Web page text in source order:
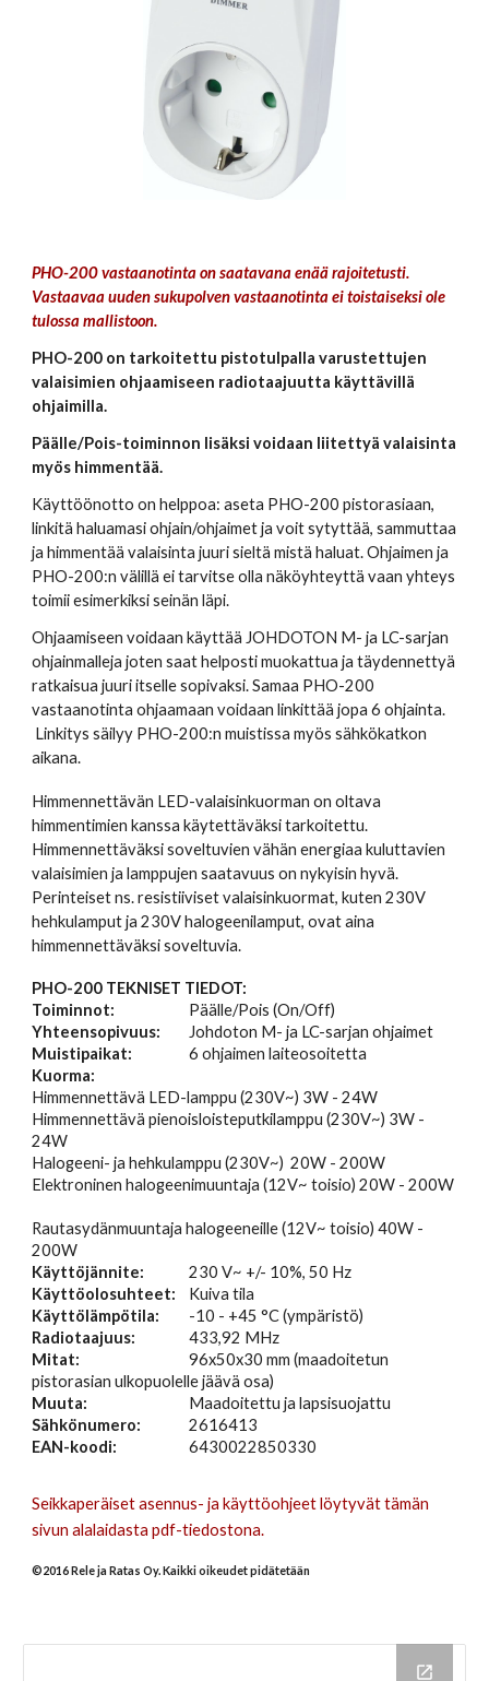
PHO-200 vastaanotinta on saatavana enää rajoitetusti.
Vastaavaa uuden sukupolven vastaanotinta ei toistaiseksi ole
tulossa mallistoon.
PHO-200 on tarkoitettu pistotulpalla varustettujen
valaisimien ohjaamiseen radiotaajuutta käyttävillä
ohjaimilla.
Päälle/Pois-toiminnon lisäksi voidaan liitettyä valaisinta
myös himmentää.
Käyttöönotto on helppoa: aseta PHO-200 pistorasiaan,
linkitä haluamasi ohjain/ohjaimet ja voit sytyttää, sammuttaa
ja himmentää valaisinta juuri sieltä mistä haluat. Ohjaimen ja
PHO-200:n välillä ei tarvitse olla näköyhteyttä vaan yhteys
toimii esimerkiksi seinän läpi.
Ohjaamiseen voidaan käyttää JOHDOTON M- ja LC-sarjan
ohjainmallejajotensaathelposti muokattua ja täydennettyä
ratkaisua juuri itselle sopivaksi.Samaa PHO-200
vastaanotinta ohjaamaan voidaan linkittää jopa 6 ohjainta.
Linkitys säilyy PHO-200:n muistissa myös sähkökatkon
aikana.
Himmennettävän LED-valaisinkuorman on oltava
himmentimien kanssa käytettäväksi tarkoitettu.
Himmennettäväksi soveltuvien vähän energiaa kuluttavien
valaisimien ja lamppujen saatavuus on nykyisin hyvä.
Perinteiset ns. resistiiviset valaisinkuormat, kuten 230V
hehkulamput ja 230V halogeenilamput, ovat aina
himmennettäväksi soveltuvia.
PHO-200 TEKNISET TIEDOT:
Toiminnot:
Päälle/Pois (On/Off)
Yhteensopivuus:
Johdoton M- ja LC-sarjan ohjaimet
Muistipaikat:
6 ohjaimen laiteosoitetta
Kuorma:
Himmennettävä LED-lamppu (230V~) 3W -24W
Himmennettäväpienoisloisteputkilamppu (230V~) 3W -
24W
Halogeeni- ja hehkulamppu (230V~) 20W - 200W
Elektroninen halogeenimuuntaja (12V~ toisio) 20W - 200W
Rautasydänmuuntaja halogeeneille (12V~ toisio) 40W -
200W
Käyttöjännite:
230 V~ +/- 10%, 50 Hz
Käyttöolosuhteet:
Kuiva tila
Käyttölämpötila:
-10 - +45 °C (ympäristö)
Radiotaajuus:
433,92 MHz
Mitat:
96x50x30 mm (maadoitetun
pistorasian ulkopuolelle jäävä osa)
Muuta:
Maadoitettu ja lapsisuojattu
Sähkönumero:
2616413
EAN-koodi:
6430022850330
Seikkaperäisetasennus- ja käyttöohjeet löytyvät tämän
sivun alalaidasta pdf-tiedostona.
©2016Rele ja Ratas Oy. Kaikki oikeudet pidätetään